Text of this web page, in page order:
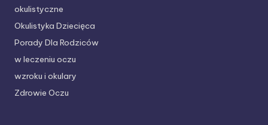
okulistyczne
Okulistyka Dziecięca
Porady Dla Rodziców
w leczeniu oczu
wzroku i okulary
Zdrowie Oczu